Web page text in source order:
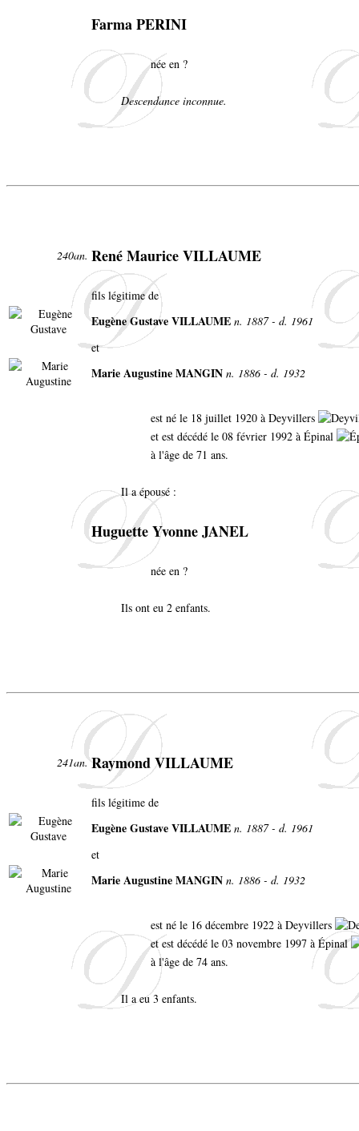
Farma PERINI
née en ?
Descendance inconnue.
240an. René Maurice VILLAUME
fils légitime de
Eugène Gustave VILLAUME n. 1887 - d. 1961
et
Marie Augustine MANGIN n. 1886 - d. 1932
est né le 18 juillet 1920 à Deyvillers
et est décédé le 08 février 1992 à Épinal
à l'âge de 71 ans.
Il a épousé :
Huguette Yvonne JANEL
née en ?
Ils ont eu 2 enfants.
241an. Raymond VILLAUME
fils légitime de
Eugène Gustave VILLAUME n. 1887 - d. 1961
et
Marie Augustine MANGIN n. 1886 - d. 1932
est né le 16 décembre 1922 à Deyvillers
et est décédé le 03 novembre 1997 à Épinal
à l'âge de 74 ans.
Il a eu 3 enfants.